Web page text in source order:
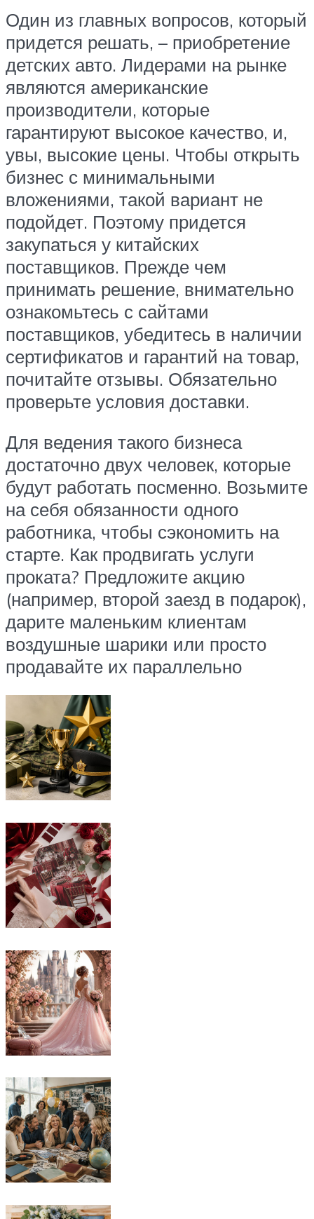
Один из главных вопросов, который
придется решать, – приобретение
детских авто. Лидерами на рынке
являются американские
производители, которые
гарантируют высокое качество, и,
увы, высокие цены. Чтобы открыть
бизнес с минимальными
вложениями, такой вариант не
подойдет. Поэтому придется
закупаться у китайских
поставщиков. Прежде чем
принимать решение, внимательно
ознакомьтесь с сайтами
поставщиков, убедитесь в наличии
сертификатов и гарантий на товар,
почитайте отзывы. Обязательно
проверьте условия доставки.
Для ведения такого бизнеса
достаточно двух человек, которые
будут работать посменно. Возьмите
на себя обязанности одного
работника, чтобы сэкономить на
старте. Как продвигать услуги
проката? Предложите акцию
(например, второй заезд в подарок),
дарите маленьким клиентам
воздушные шарики или просто
продавайте их параллельно